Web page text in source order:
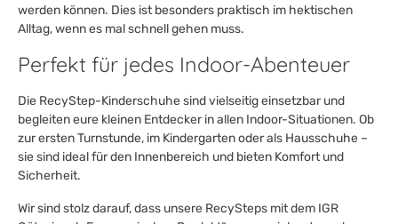
werden können. Dies ist besonders praktisch im hektischen
Alltag, wenn es mal schnell gehen muss.
Perfekt für jedes Indoor-Abenteuer
Die RecyStep-Kinderschuhe sind vielseitig einsetzbar und
begleiten eure kleinen Entdecker in allen Indoor-Situationen. Ob
zur ersten Turnstunde, im Kindergarten oder als Hausschuhe –
sie sind ideal für den Innenbereich und bieten Komfort und
Sicherheit.
Wir sind stolz darauf, dass unsere RecySteps mit dem IGR